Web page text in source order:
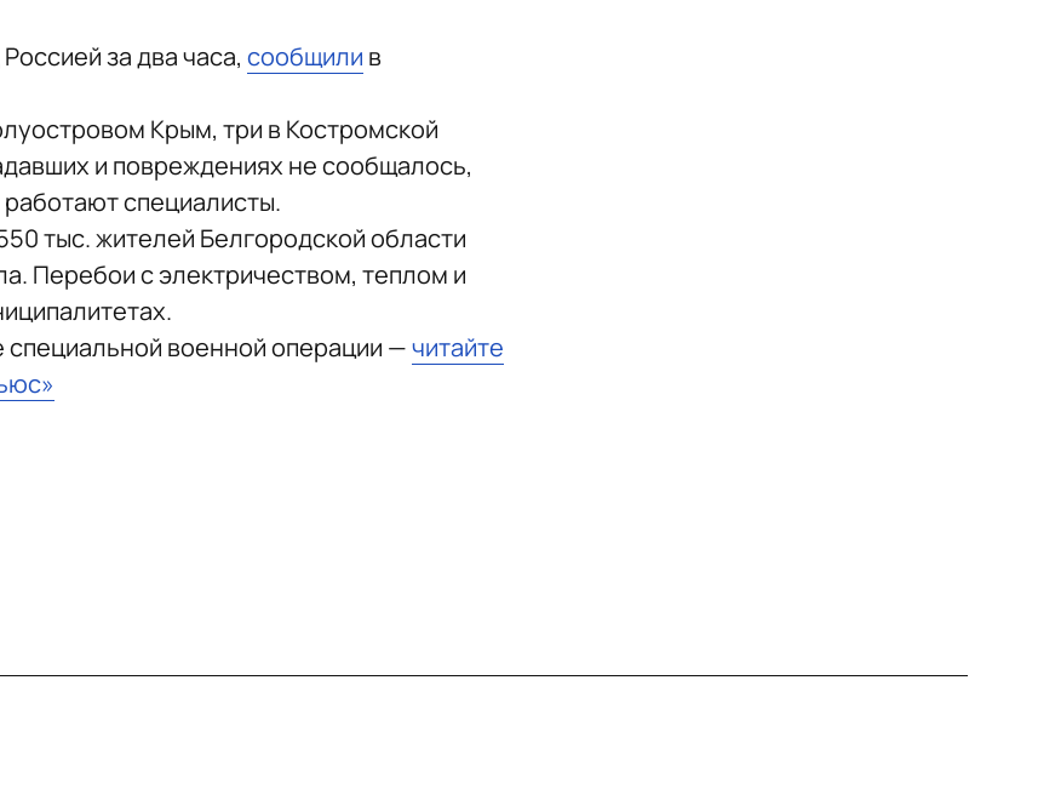
за два часа, сообщили в
Крым, три в Костромской
и повреждениях не сообщалось,
специалисты.
тыс. жителей Белгородской области
Перебои с электричеством, теплом и
специальной военной операции —читайте